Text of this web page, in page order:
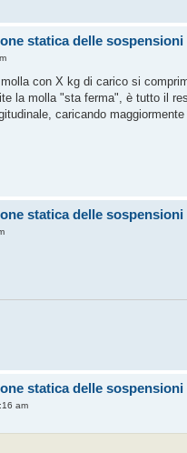
statica delle sospensioni
con X kg di carico si
la molla "sta ferma", è tutto il
caricando
statica delle sospensioni
statica delle sospensioni
am